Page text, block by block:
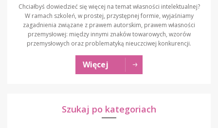
Chciałbyś dowiedzieć się więcej na temat własności intelektualnej?
W ramach szkoleń, w prostej, przystępnej formie, wyjaśniamy
zagadnienia związane z prawem autorskim, prawem własności
przemysłowej: między innymi znaków towarowych, wzorów
przemysłowych oraz problematyką nieuczciwej konkurencji.
Więcej
Szukaj po kategoriach